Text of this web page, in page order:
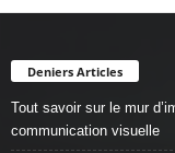
Deniers Articles
Tout savoir sur le mur
communication visuelle